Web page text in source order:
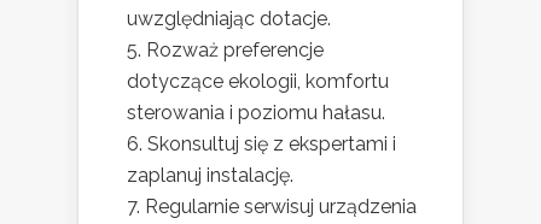
uwzględniając dotacje.
Rozważ preferencje
dotyczące ekologii, komfortu
sterowania i poziomu hałasu.
Skonsultuj się z ekspertami i
zaplanuj instalację.
Regularnie serwisuj urządzenia